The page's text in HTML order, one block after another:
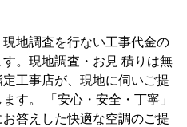
地調査を行ない工事代金の
。現地調査・お見 積りは無
工事店が、現地に伺いご提
す。 「安心・安全・丁寧」
答えした快適な空調のご提